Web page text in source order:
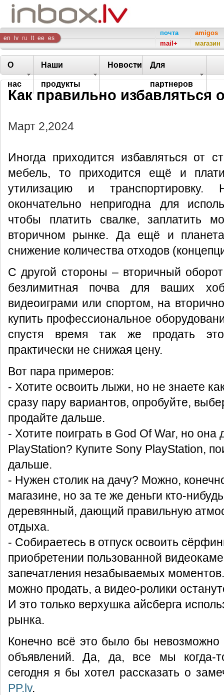
Inbox
Company
en lv ru lt ee es
почта
mail+
amigos
магазин
О
нас
Наши
продукты
Новости Для
партнеров
Как правильно избавляться
Март 2,2024
Иногда приходится избавляться от
мебель, то приходится ещё и
утилизацию и
окончательно непригодна для
чтобы платить свалке, заплатить
вторичном рынке. Да ещё и
снижение количества отходов
С другой стороны – вторичный
безлимитная почва для ваших
видеоиграми или спортом, на
купить профессиональное
спустя время так же продать
практически не снижая цену.
Вот пара примеров:
- Хотите освоить лыжи, но не знаете
сразу пару вариантов, опробуйте,
продайте дальше.
- Хотите поиграть в God Of War, но она
PlayStation? Купите Sony PlayStation,
дальше.
- Нужен столик на дачу? Можно,
магазине, но за те же деньги кто-
деревянный, дающий правильную
отдыха.
- Собираетесь в отпуск освоить
приобретении пользованной
запечатления незабываемых
можно продать, а видео-ролики
И это только верхушка айсберга
рынка.
Конечно всё это было бы невозможно
объявлений. Да, да, все мы когда-
сегодня я бы хотел рассказать о
PP.lv.